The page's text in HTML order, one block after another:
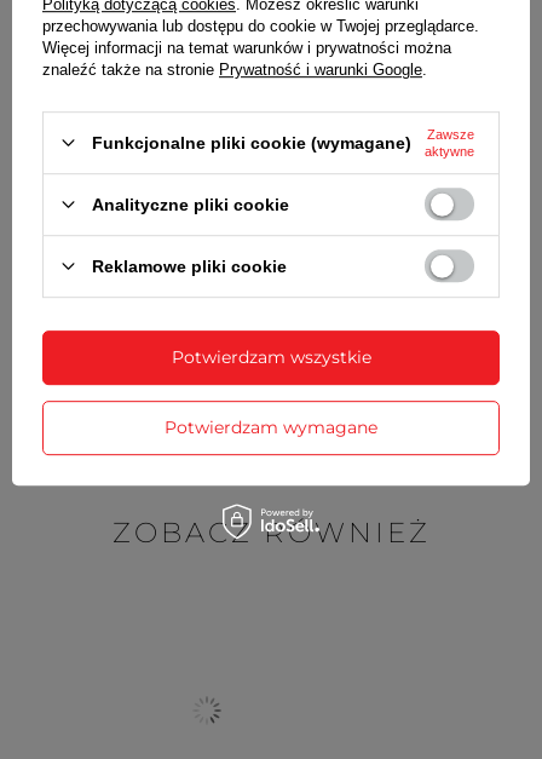
grubość
3,2 mm
Wraz z bransoletą otrzymasz:
dowód zakupu - paragon lub fakturę VAT
komplet teleskopów
Potrzebujesz pomocy? Masz pytania?
Zadaj pytanie a my odpowiemy
niezwłocznie, najciekawsze pytania i
Zadaj pytanie
ZOBACZ RÓWNIEŻ
Polityką dotyczącą cookies . Możesz określić warunki
przechowywania lub dostępu do cookie w Twojej przeglądarce.
Więcej informacji na temat warunków i prywatności można
znaleźć także na stronie Prywatność i warunki Google
Funkcjonalne pliki cookie (wymagane)
Zawsze
aktywne
Analityczne pliki cookie
Reklamowe pliki cookie
Potwierdzam wymagane
Potwierdzam wszystkie